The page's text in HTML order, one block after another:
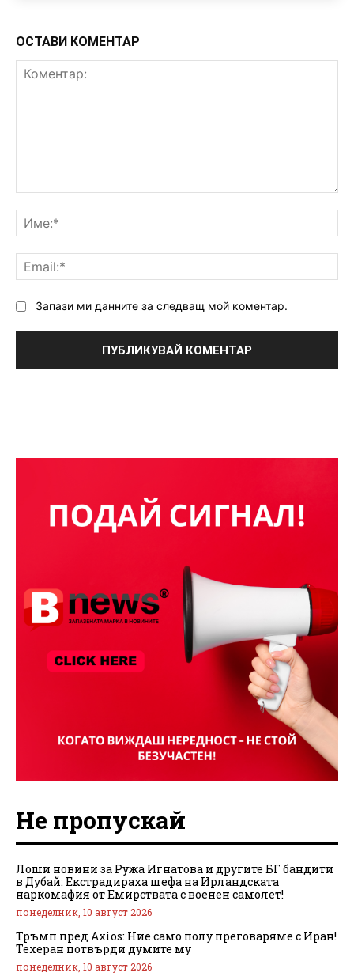
ОСТАВИ КОМЕНТАР
Запази ми данните за следващ мой коментар.
Не пропускай
Лоши новини за Ружа Игнатова и другите БГ бандити
в Дубай: Екстрадираха шефа на Ирландската
наркомафия от Емирствата с военен самолет!
понеделник, 10 август 2026
Тръмп пред Axios: Ние само полу преговаряме с Иран!
Техеран потвърди думите му
понеделник, 10 август 2026